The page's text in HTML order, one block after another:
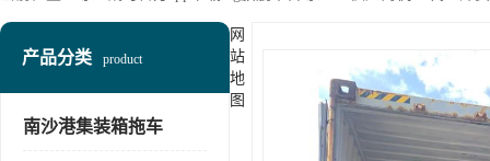
产品分类 product
南沙港集装箱拖车
网
站
地
图